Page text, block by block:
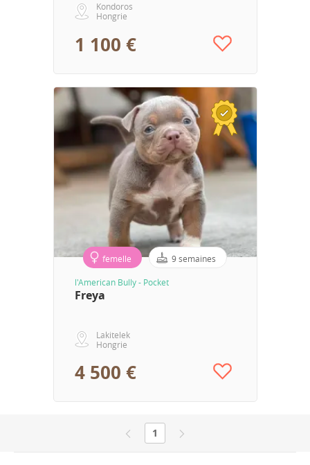
Kondoros
Hongrie
1 100 €
femelle 9 semaines
l'American Bully - Pocket
Freya
Lakitelek
Hongrie
4 500 €
1